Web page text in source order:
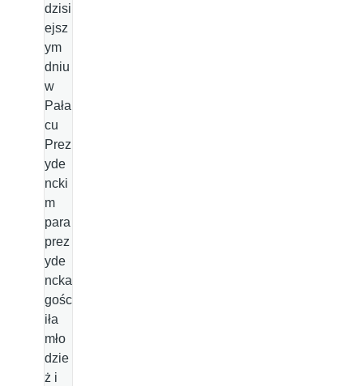
dzisi
ejsz
ym
dniu
w
Pała
cu
Prez
yde
ncki
m
para
prez
yde
ncka
gośc
iła
mło
dzie
ż i